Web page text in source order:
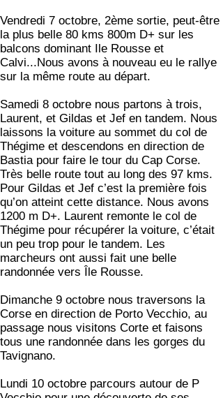
Vendredi 7 octobre, 2ème sortie, peut-être
la plus belle 80 kms 800m D+ sur les
balcons dominant Ile Rousse et
Calvi...Nous avons à nouveau eu le rallye
sur la même route au départ.
Samedi 8 octobre nous partons à trois,
Laurent, et Gildas et Jef en tandem. Nous
laissons la voiture au sommet du col de
Thégime et descendons en direction de
Bastia pour faire le tour du Cap Corse.
Très belle route tout au long des 97 kms.
Pour Gildas et Jef c’est la première fois
qu’on atteint cette distance. Nous avons
1200 m D+. Laurent remonte le col de
Thégime pour récupérer la voiture, c’était
un peu trop pour le tandem. Les
marcheurs ont aussi fait une belle
randonnée vers Île Rousse.
Dimanche 9 octobre nous traversons la
Corse en direction de Porto Vecchio, au
passage nous visitons Corte et faisons
tous une randonnée dans les gorges du
Tavignano.
Lundi 10 octobre parcours autour de P